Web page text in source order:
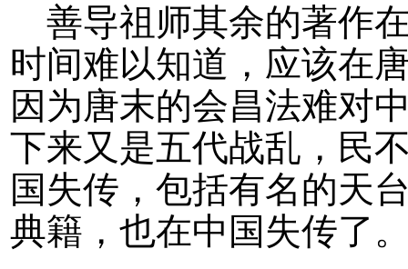
善导祖师其余的著作
时间难以知道，应该在
因为唐末的会昌法难对
下来又是五代战乱，民
国失传，包括有名的天
典籍，也在中国失传了